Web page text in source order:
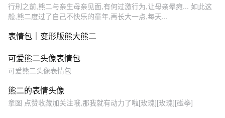
行刑之前,熊二与亲生母亲见面,有何过激行为,让母亲晕瘫... 如此这
般,熊二度过了自己不快乐的童年,再长大一点,每天...
表情包｜变形版熊大熊二
可爱熊二头像表情包
可爱熊二头像表情包
熊二的表情头像
拿图 点赞收藏加关注哦,那我就有动力了啦[玫瑰][玫瑰][碰拳]